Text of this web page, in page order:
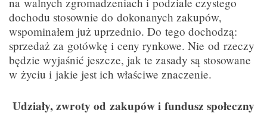
dochodu stosownie do dokonanych zakupów,
wspominałem już uprzednio. Do tego dochodzą:
sprzedaż za gotówkę i ceny rynkowe. Nie od rzeczy
będzie wyjaśnić jeszcze, jak te zasady są stosowane
w życiu i jakie jest ich właściwe znaczenie.
Udziały, zwroty od zakupów i fundusz społeczny